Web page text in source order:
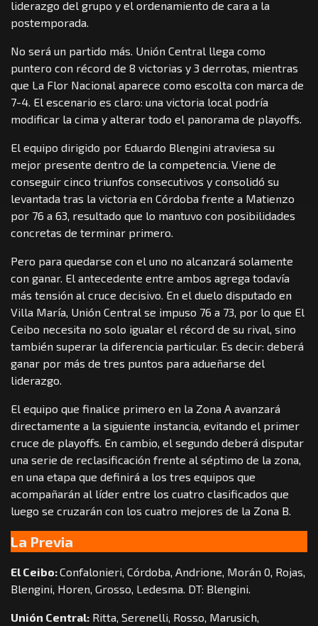
liderazgo del grupo y el ordenamiento de cara a la
postemporada.
No será un partido más. Unión Central llega como
puntero con récord de 8 victorias y 3 derrotas, mientras
que La Flor Nacional aparece como escolta con marca de
7-4. El escenario es claro: una victoria local podría
modificar la cima y alterar todo el panorama de playoffs.
El equipo dirigido por Eduardo Blengini atraviesa su
mejor presente dentro de la competencia. Viene de
conseguir cinco triunfos consecutivos y consolidó su
levantada tras la victoria en Córdoba frente a Matienzo
por 76 a 63, resultado que lo mantuvo con posibilidades
concretas de terminar primero.
Pero para quedarse con el uno no alcanzará solamente
con ganar. El antecedente entre ambos agrega todavía
más tensión al cruce decisivo. En el duelo disputado en
Villa María, Unión Central se impuso 76 a 73, por lo que El
Ceibo necesita no solo igualar el récord de su rival, sino
también superar la diferencia particular. Es decir: deberá
ganar por más de tres puntos para adueñarse del
liderazgo.
El equipo que finalice primero en la Zona A avanzará
directamente a la siguiente instancia, evitando el primer
cruce de playoffs. En cambio, el segundo deberá disputar
una serie de reclasificación frente al séptimo de la zona,
en una etapa que definirá a los tres equipos que
acompañarán al líder entre los cuatro clasificados que
luego se cruzarán con los cuatro mejores de la Zona B.
La Previa
El Ceibo:Confalonieri, Córdoba, Andrione, Morán 0, Rojas,
Blengini, Horen, Grosso, Ledesma. DT: Blengini.
Unión Central: Ritta, Serenelli, Rosso, Marusich,